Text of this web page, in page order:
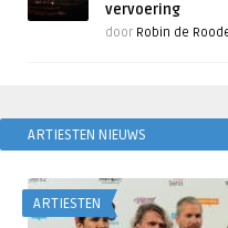
vervoering
door Robin de
ARTIESTEN NIEUWS
ARTIESTEN